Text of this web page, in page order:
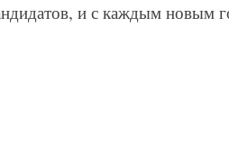
и с каждым новым